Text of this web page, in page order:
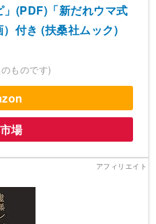
」(PDF)「新だれウマ式
付き (扶桑社ムック)
ものです)
場